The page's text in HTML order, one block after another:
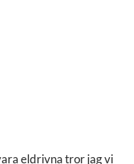
eldrivna tror jag vi